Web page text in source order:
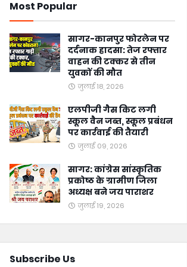
Most Popular
सागर-कानपुर फोरलेन पर
दर्दनाक हादसा: तेज रफ्तार
वाहन की टक्कर से तीन
युवकों की मौत
जुलाई 18, 2026
एलपीजी गैस किट लगी
स्कूल वैन जब्त, स्कूल प्रबंधन
पर कार्रवाई की तैयारी
जुलाई 09, 2026
सागर: कांग्रेस सांस्कृतिक
प्रकोष्ठ के ग्रामीण जिला
अध्यक्ष बने जय पाराशर
जुलाई 19, 2026
Subscribe Us